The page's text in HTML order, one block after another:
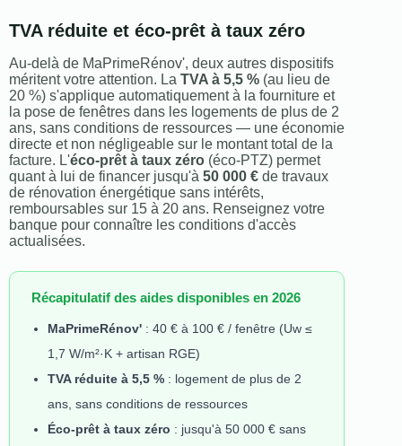
TVA réduite et éco-prêt à taux zéro
Au-delà de MaPrimeRénov', deux autres dispositifs
méritent votre attention. La TVA à 5,5 % (au lieu de
20 %) s'applique automatiquement à la fourniture et
la pose de fenêtres dans les logements de plus de 2
ans, sans conditions de ressources — une économie
directe et non négligeable sur le montant total de la
facture. L'éco-prêt à taux zéro (éco-PTZ) permet
quant à lui de financer jusqu'à 50 000 € de travaux
de rénovation énergétique sans intérêts,
remboursables sur 15 à 20 ans. Renseignez votre
banque pour connaître les conditions d'accès
actualisées.
Récapitulatif des aides disponibles en 2026
MaPrimeRénov' : 40 € à 100 € / fenêtre (Uw ≤
1,7 W/m²·K + artisan RGE)
TVA réduite à 5,5 % : logement de plus de 2
ans, sans conditions de ressources
Éco-prêt à taux zéro : jusqu'à 50 000 € sans